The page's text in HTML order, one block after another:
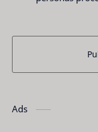
Ads